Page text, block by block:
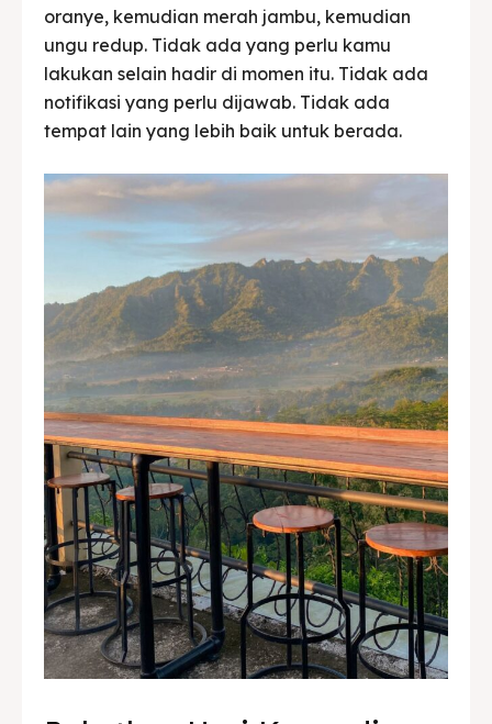
oranye, kemudian merah jambu, kemudian
ungu redup. Tidak ada yang perlu kamu
lakukan selain hadir di momen itu. Tidak ada
notifikasi yang perlu dijawab. Tidak ada
tempat lain yang lebih baik untuk berada.